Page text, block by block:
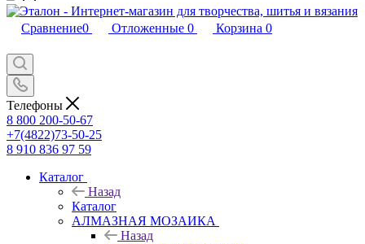
Сравнение0 Отложенные 0 Корзина 0
Телефоны
8 800 200-50-67
+7(4822)73-50-25
8 910 836 97 59
Каталог
Назад
Каталог
АЛМАЗНАЯ МОЗАИКА
Назад